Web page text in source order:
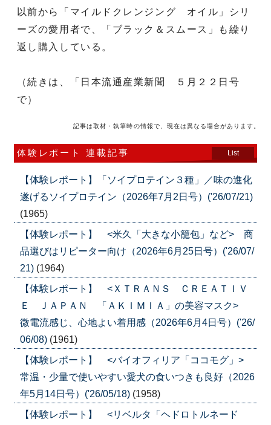
以前から「マイルドクレンジング オイル」シリ
ーズの愛用者で、「ブラック＆スムース」も繰り
返し購入している。
（続きは、「日本流通産業新聞 ５月２２日号
で）
記事は取材・執筆時の情報で、現在は異なる場合があります。
体験レポート 連載記事 List
【体験レポート】「ソイプロテイン３種」／味の進化
遂げるソイプロテイン（2026年7月2日号）('26/07/21)
(1965)
【体験レポート】 <米久「大きな小籠包」など> 商
品選びはリピーター向け（2026年6月25日号）('26/07/
21) (1964)
【体験レポート】 <ＸＴＲＡＮＳ ＣＲＥＡＴＩＶ
Ｅ ＪＡＰＡＮ 「ＡＫＩＭＩＡ」の美容マスク>
微電流感じ、心地よい着用感（2026年6月4日号）('26/
06/08) (1961)
【体験レポート】 <バイオフィリア「ココモグ」>
常温・少量で使いやすい愛犬の食いつきも良好（2026
年5月14日号）('26/05/18) (1958)
【体験レポート】 <リベルタ「ヘドロトルネード